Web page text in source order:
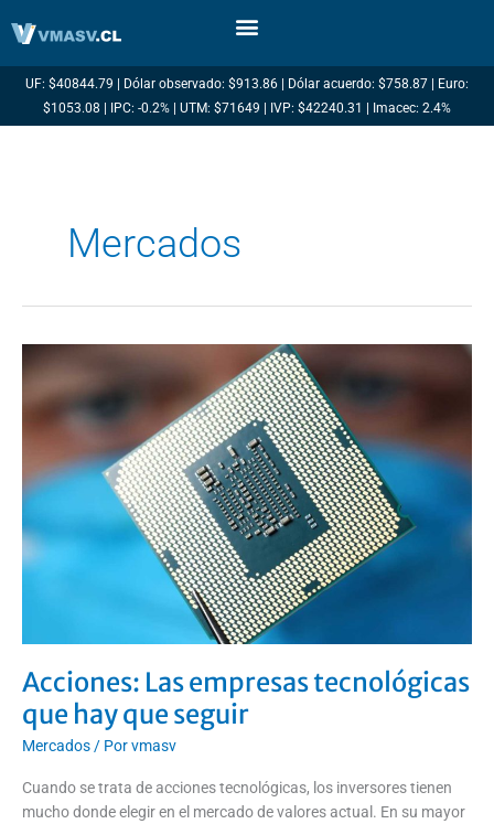
UF: $40844.79 | Dólar observado: $913.86 | Dólar acuerdo: $758.87 | Euro:
$1053.08 | IPC: -0.2% | UTM: $71649 | IVP: $42240.31 | Imacec: 2.4%
Mercados
Acciones: Las empresas tecnológicas
que hay que seguir
Mercados/ Porvmasv
Cuando se trata de acciones tecnológicas, los inversores tienen
mucho donde elegir en el mercado de valores actual. En su mayor
empresas
tecnológicas
hay
que
seguir